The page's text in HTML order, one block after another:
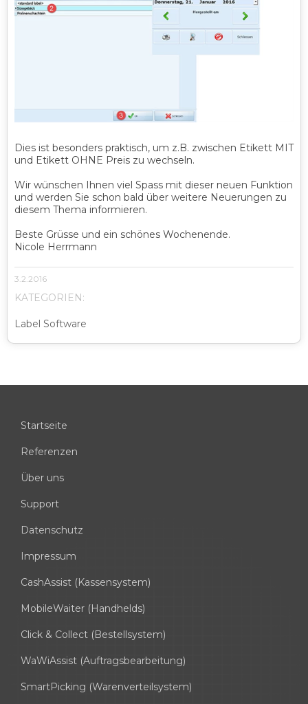
Dies ist besonders praktisch, um z.B. zwischen Etikett MIT
und Etikett OHNE Preis zu wechseln.
Wir wünschen Ihnen viel Spass mit dieser neuen Funktion
und werden Sie schon bald über weitere Neuerungen zu
diesem Thema informieren.
Beste Grüsse und ein schönes Wochenende.
Nicole Herrmann
3.2.2016
KATEGORIEN:
Label Software
Startseite
Referenzen
Über uns
Support
Datenschutz
Impressum
CashAssist (Kassensystem)
MobileWaiter (Handhelds)
Click & Collect (Bestellsystem)
WaWiAssist (Auftragsbearbeitung)
SmartPicking (Warenverteilsystem)